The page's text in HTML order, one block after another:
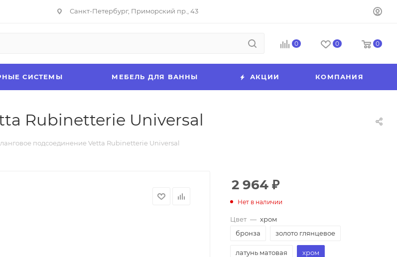
Санкт-Петербург, Приморский пр., 43
0 0 0
СИСТЕМЫ МЕБЕЛЬ ДЛЯ ВАННЫ АКЦИИ КОМПАНИЯ
Rubinetterie Universal
подсоединение Vetta Rubinetterie Universal
2 964 ₽
Нет в наличии
Цвет — хром
бронза
золото глянцевое
латунь матовая хром